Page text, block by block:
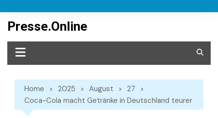
content
Presse.Online
Home 2025 August
27
Coca-Cola macht Getränke in Deutschland teurer